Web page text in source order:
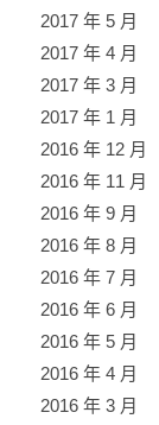
2017 年 5 月
2017 年 4 月
2017 年 3 月
2017 年 1 月
2016 年 12 月
2016 年 11 月
2016 年 9 月
2016 年 8 月
2016 年 7 月
2016 年 6 月
2016 年 5 月
2016 年 4 月
2016 年 3 月